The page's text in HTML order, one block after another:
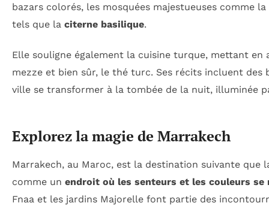
bazars colorés, les mosquées majestueuses comme la
tels que la citerne basilique.
Elle souligne également la cuisine turque, mettant
mezze et bien sûr, le thé turc. Ses récits incluent des
ville se transformer à la tombée de la nuit, illuminée
Explorez la magie de Marrakech
Marrakech, au Maroc, est la destination suivante que
comme un endroit où les senteurs et les couleurs se
Fnaa et les jardins Majorelle font partie des